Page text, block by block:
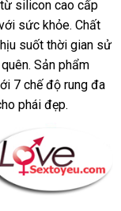
silicon cao cấp
sức khỏe. Chất
suốt thời gian sử
Sản phẩm
7 chế độ rung đa
phái đẹp.